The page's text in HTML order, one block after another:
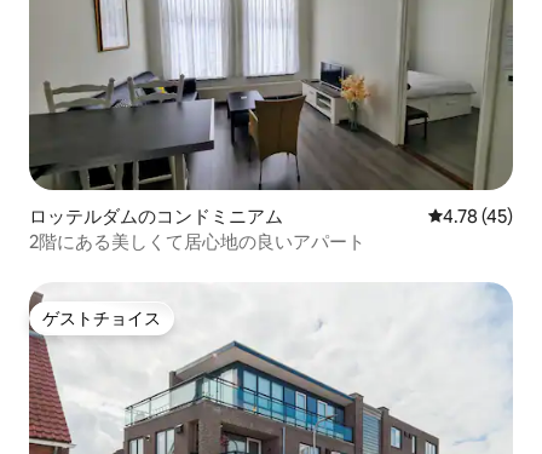
ロッテルダムのコンドミニアム レビュー45
4.78 (45)
2階にある美しくて居心地の良いアパート
ゲストチョイス
ゲストチョイス